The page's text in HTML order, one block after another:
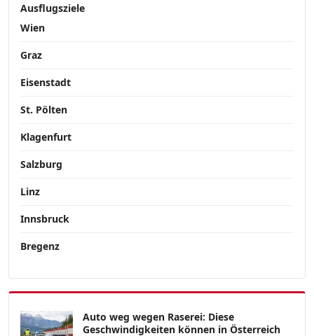
Ausflugsziele
Wien
Graz
Eisenstadt
St. Pölten
Klagenfurt
Salzburg
Linz
Innsbruck
Bregenz
Auto weg wegen Raserei: Diese
Geschwindigkeiten können in Österreich